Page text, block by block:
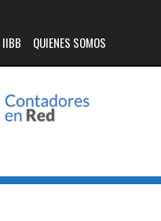
IIBB QUIENES SOMOS